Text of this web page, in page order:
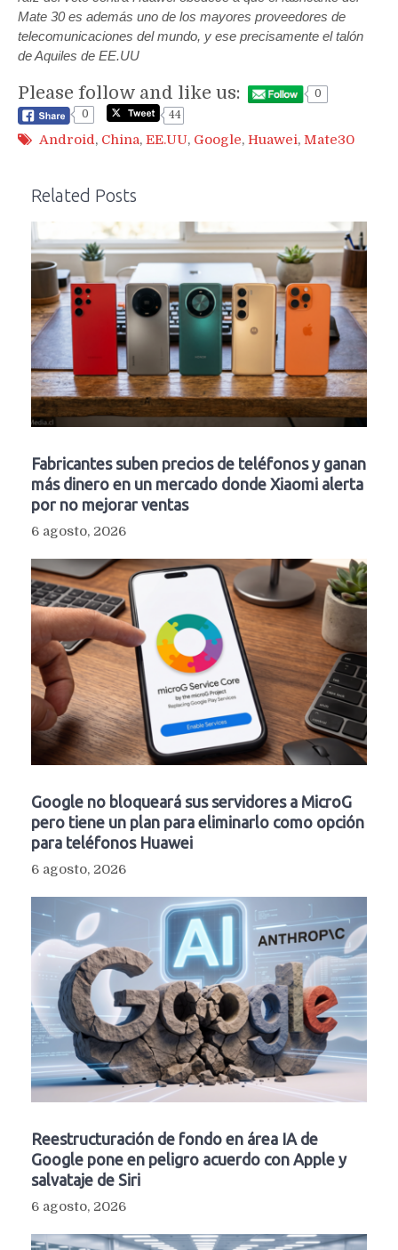
Mate 30 es además uno de los mayores proveedores de
telecomunicaciones del mundo, y ese precisamente el talón
de Aquiles de EE.UU
Please follow and like us:
0
0
44
Android, China, EE.UU, Google, Huawei, Mate30
Related Posts
Fabricantes suben precios de teléfonos y ganan
más dinero en un mercado donde Xiaomi alerta
por no mejorar ventas
6 agosto, 2026
Google no bloqueará sus servidores a MicroG
pero tiene un plan para eliminarlo como opción
para teléfonos Huawei
6 agosto, 2026
Reestructuración de fondo en área IA de
Google pone en peligro acuerdo con Apple y
salvataje de Siri
6 agosto, 2026